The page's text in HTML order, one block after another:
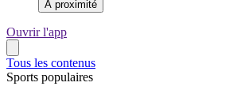
À proximité
Ouvrir l'app
Tous les contenus
Sports populaires